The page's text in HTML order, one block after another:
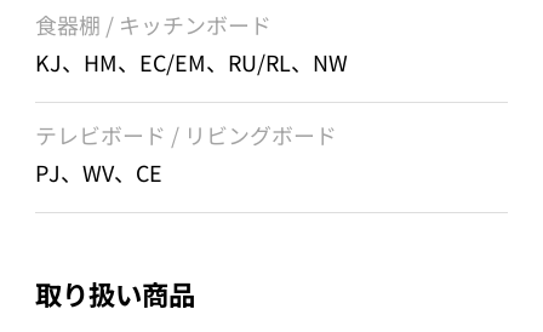
食器棚 / キッチンボード
KJ、HM、EC/EM、RU/RL、NW
テレビボード / リビングボード
PJ、WV、CE
取り扱い商品